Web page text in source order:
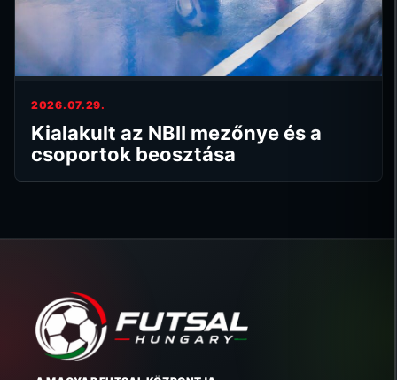
2026.07.29.
Kialakult az NBII mezőnye és a
csoportok beosztása